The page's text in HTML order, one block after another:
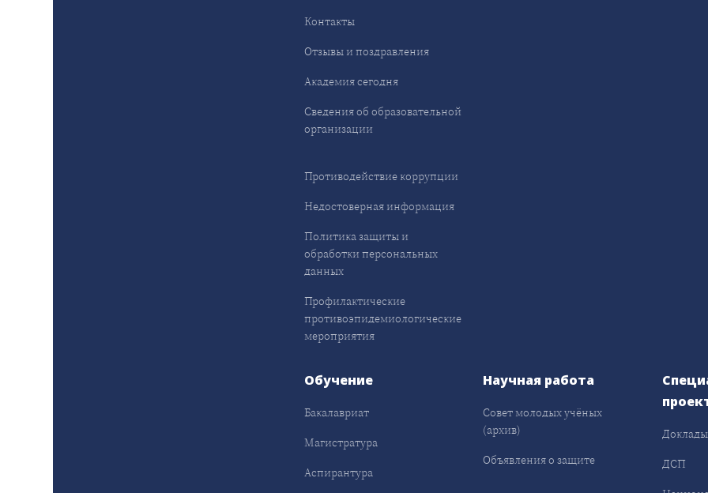
Контакты
Отзывы и поздравления
Академия сегодня
Сведения об образовательной
организации
Противодействие коррупции
Недостоверная информация
Политика защиты и
обработки персональных
данных
Профилактические
противоэпидемиологические
мероприятия
Обучение
Бакалавриат
Магистратура
Аспирантура
Научная работа
Совет молодых учёных
(архив)
Объявления о защите
Доклады
ДСП